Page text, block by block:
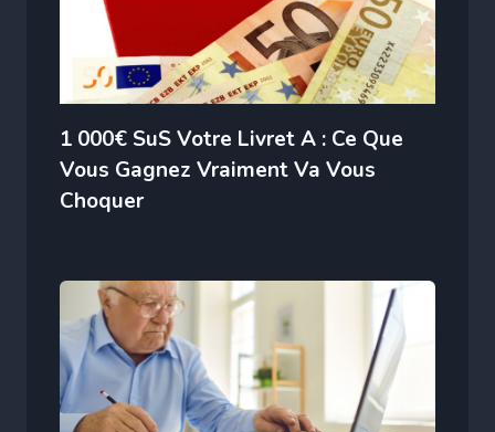
1 000€ SuS Votre Livret A : Ce Que
Vous Gagnez Vraiment Va Vous
Choquer